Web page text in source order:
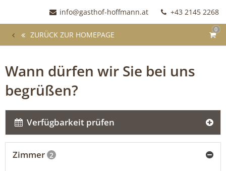
info@gasthof-hoffmann.at +43 2145 2268
0
ZURÜCK ZUR HOMEPAGE
Wann dürfen wir Sie bei uns
begrüßen?
Verfügbarkeit prüfen
Zimmer 2